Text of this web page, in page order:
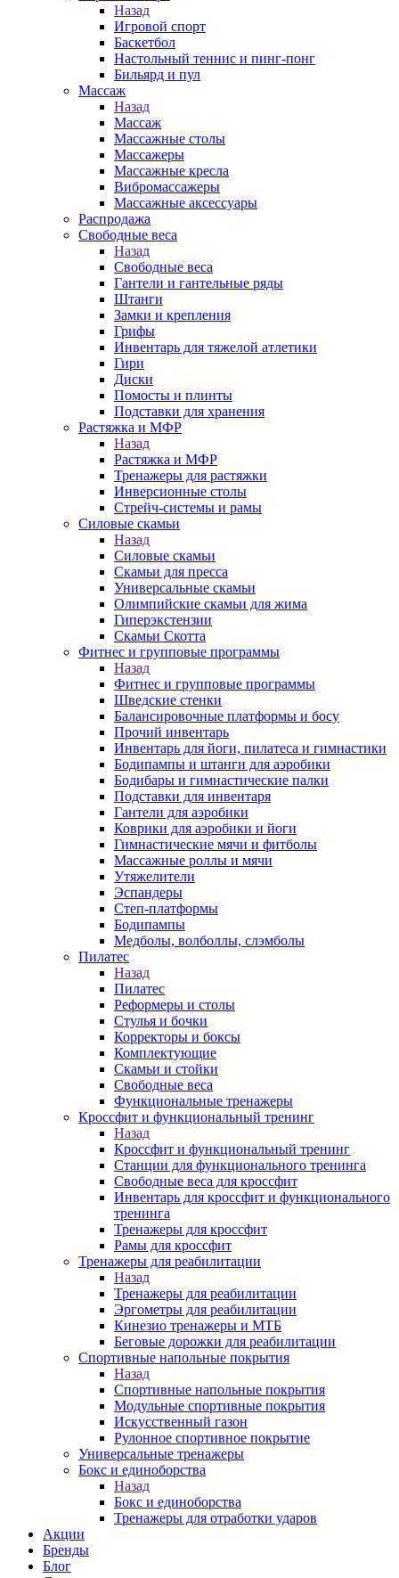
Назад
Игровой спорт
Баскетбол
Настольный теннис и пинг-понг
Бильярд и пул
Массаж
Назад
Массаж
Массажные столы
Массажеры
Массажные кресла
Вибромассажеры
Массажные аксессуары
Распродажа
Свободные веса
Назад
Свободные веса
Гантели и гантельные ряды
Штанги
Замки и крепления
Грифы
Инвентарь для тяжелой атлетики
Гири
Диски
Помосты и плинты
Подставки для хранения
Растяжка и МФР
Назад
Растяжка и МФР
Тренажеры для растяжки
Инверсионные столы
Стрейч-системы и рамы
Силовые скамьи
Назад
Силовые скамьи
Скамьи для пресса
Универсальные скамьи
Олимпийские скамьи для жима
Гиперэкстензии
Скамьи Скотта
Фитнес и групповые программы
Назад
Фитнес и групповые программы
Шведские стенки
Балансировочные платформы и босу
Прочий инвентарь
Инвентарь для йоги, пилатеса и гимнастики
Бодипампы и штанги для аэробики
Бодибары и гимнастические палки
Подставки для инвентаря
Гантели для аэробики
Коврики для аэробики и йоги
Гимнастические мячи и фитболы
Массажные роллы и мячи
Утяжелители
Эспандеры
Степ-платформы
Бодипампы
Медболы, волболлы, слэмболы
Пилатес
Назад
Пилатес
Реформеры и столы
Стулья и бочки
Корректоры и боксы
Комплектующие
Скамьи и стойки
Свободные веса
Функциональные тренажеры
Кроссфит и функциональный тренинг
Назад
Кроссфит и функциональный тренинг
Станции для функционального тренинга
Свободные веса для кроссфит
Инвентарь для кроссфит и функционального
тренинга
Тренажеры для кроссфит
Рамы для кроссфит
Тренажеры для реабилитации
Назад
Тренажеры для реабилитации
Эргометры для реабилитации
Кинезио тренажеры и МТБ
Беговые дорожки для реабилитации
Спортивные напольные покрытия
Назад
Спортивные напольные покрытия
Модульные спортивные покрытия
Искусственный газон
Рулонное спортивное покрытие
Универсальные тренажеры
Бокс и единоборства
Назад
Бокс и единоборства
Тренажеры для отработки ударов
Акции
Бренды
Блог